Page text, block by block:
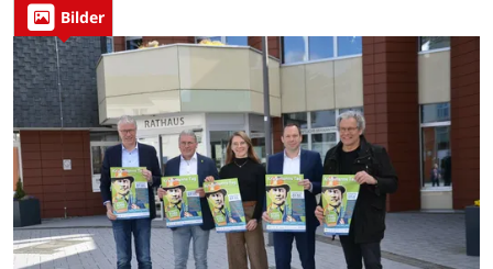
Bilder